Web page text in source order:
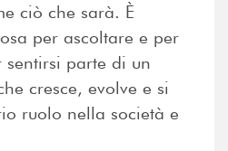
ciò che sarà. È
per ascoltare e per
parte di un
cresce, evolve e si
ruolo nella società e